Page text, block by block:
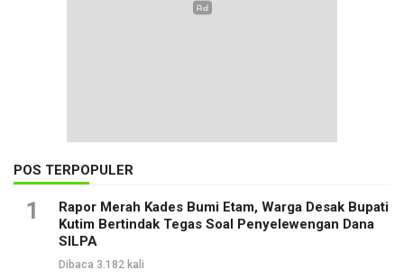
POS TERPOPULER
1
Rapor Merah Kades Bumi Etam, Warga Desak Bupati
Kutim Bertindak Tegas Soal Penyelewengan Dana
SILPA
Dibaca 3.182 kali